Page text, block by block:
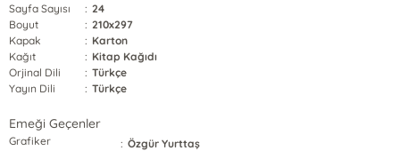
Sayfa Sayısı
: 24
Boyut
: 210x297
Kapak
: Karton
Kağıt
: Kitap Kağıdı
Orjinal Dili
: Türkçe
Yayın Dili
: Türkçe
Emeği Geçenler
Grafiker : Özgür Yurttaş